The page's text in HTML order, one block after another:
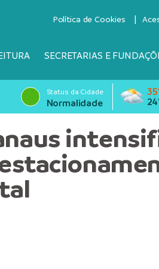
Política de Cookies
SECRETARIAS E
Status da Cidade
Normalidade